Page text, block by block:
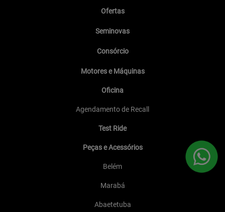
Ofertas
Seminovas
Consórcio
Motores e Máquinas
Oficina
Agendamento de Recall
Test Ride
Peças e Acessórios
Belém
Marabá
Abaetetuba